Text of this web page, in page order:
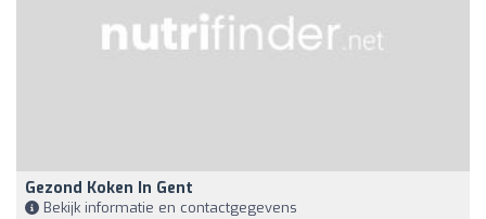
Gezond Koken In Gent
Bekijk informatie en contactgegevens